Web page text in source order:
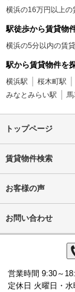
横浜の16万円以上の
駅徒歩から賃貸物
横浜の5分以内の賃貸
駅から賃貸物件を
横浜駅 桜木町駅
みなとみらい駅
トップページ
賃貸物件検索
お客様の声
お問い合わせ
営業時間 9:30～
定休日 火曜日・